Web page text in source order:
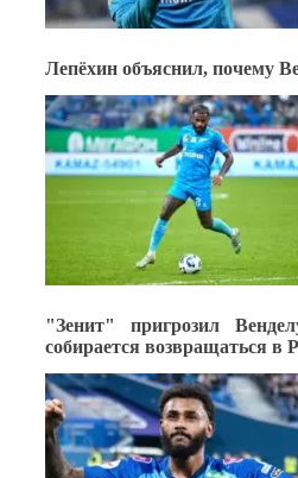
Лепёхин объяснил, почему
"Зенит" пригрозил
собирается возвращаться в